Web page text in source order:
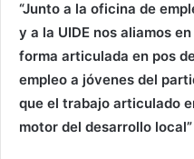
“Junto a la oficina de
y a la UIDE nos aliamos
forma articulada en pos
empleo a jóvenes del
que el trabajo articulado
motor del desarrollo local”